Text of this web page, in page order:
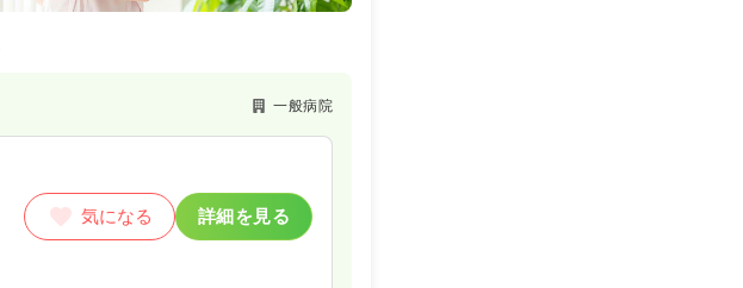
一般病院
気になる 詳細を見る